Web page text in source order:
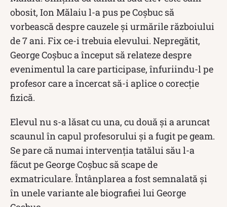
obosit, Ion Mălaiu l-a pus pe Coșbuc să
vorbească despre cauzele şi urmările războiului
de 7 ani. Fix ce-i trebuia elevului. Nepregătit,
George Coşbuc a început să relateze despre
evenimentul la care participase, înfuriindu-l pe
profesor care a încercat să-i aplice o corecție
fizică.
Elevul nu s-a lăsat cu una, cu două și a aruncat
scaunul în capul profesorului și a fugit pe geam.
Se pare că numai intervenția tatălui său l-a
făcut pe George Coșbuc să scape de
exmatriculare. Întânplarea a fost semnalată şi
în unele variante ale biografiei lui George